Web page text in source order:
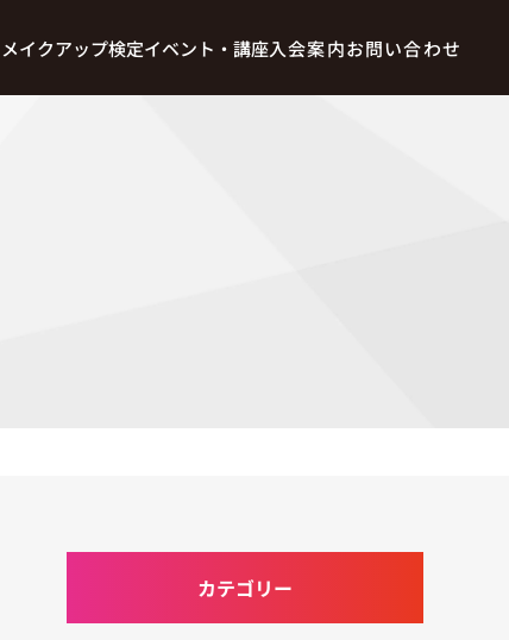
メイクアップ検定イベント・講座入会案内お問い合わせ
カテゴリー